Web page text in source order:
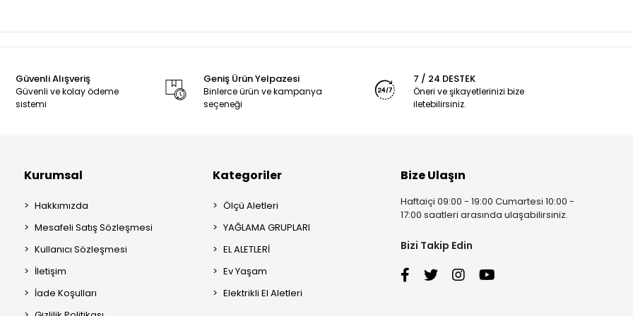
Güvenli Alışveriş
Güvenli ve kolay ödeme
sistemi
Geniş Ürün Yelpazesi
Binlerce ürün ve kampanya
seçeneği
7 / 24 DESTEK
Öneri ve şikayetlerinizi bize
iletebilirsiniz.
Kurumsal
Hakkımızda
Mesafeli Satış Sözleşmesi
Kullanıcı Sözleşmesi
İletişim
İade Koşulları
Kategoriler
Ölçü Aletleri
YAĞLAMA GRUPLARI
EL ALETLERİ
Ev Yaşam
Elektrikli El Aletleri
Bize Ulaşın
Haftaiçi 09:00 - 19:00 Cumartesi 10:00 -
17:00 saatleri arasında ulaşabilirsiniz.
Bizi Takip Edin